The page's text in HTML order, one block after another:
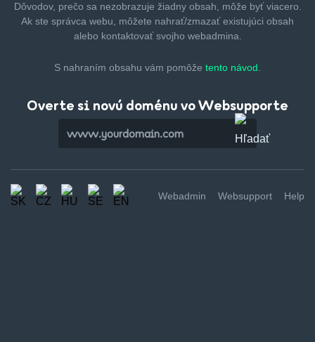
Dôvodov, prečo sa nezobrazuje žiadny obsah, môže byťviacero.
Ak ste správca webu, môžete nahrať/zmazaťexistujúci obsah
alebo kontaktovať svojho webadmina.
S nahraním obsahu vám pomôže tento návod.
Overte si novú doménu vo Websupporte
Webadmin Websupport Help